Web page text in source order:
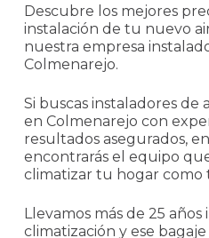
Descubre los mejores
instalación de tu nuevo
nuestra empresa
Colmenarejo.
Si buscas instaladores de
en Colmenarejo con
resultados asegurados,
encontrarás el equipo
climatizar tu hogar como
Llevamos más de 25
climatización y ese